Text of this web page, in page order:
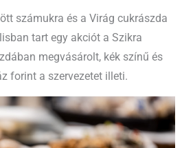
számukra és a Virág cukrászda
tart egy akciót a Szikra
megvásárolt, kék színű és
forint a szervezetet illeti.